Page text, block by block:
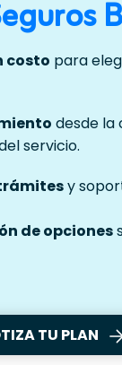
costo para
desde la
servicio.
y
de opciones
TU PLAN